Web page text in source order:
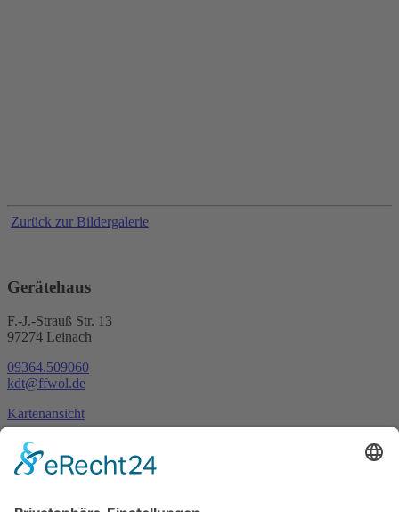
Zurück zur Bildergalerie
Gerätehaus
F.-J.-Strauß Str. 13
97274 Leinach
09364.509060
kdt@ffwol.de
Kartenansicht
Im Notfall